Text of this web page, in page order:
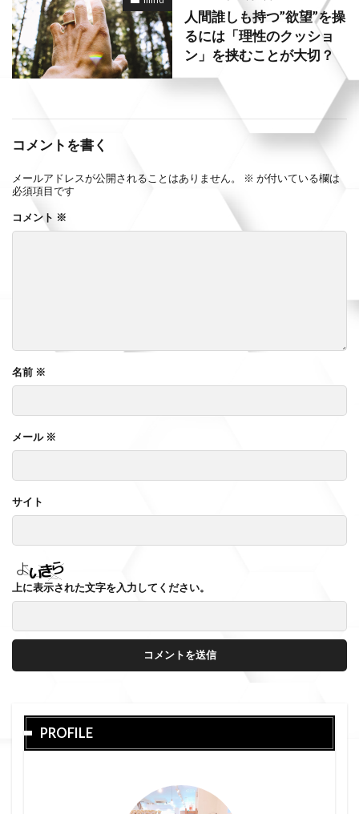
人間誰しも持つ”欲望”を操
るには「理性のクッショ
ン」を挟むことが大切？
コメントを書く
メールアドレスが公開されることはありません。 ※ が付いている欄は
必須項目です
コメント ※
名前 ※
メール ※
サイト
上に表示された文字を入力してください。
PROFILE